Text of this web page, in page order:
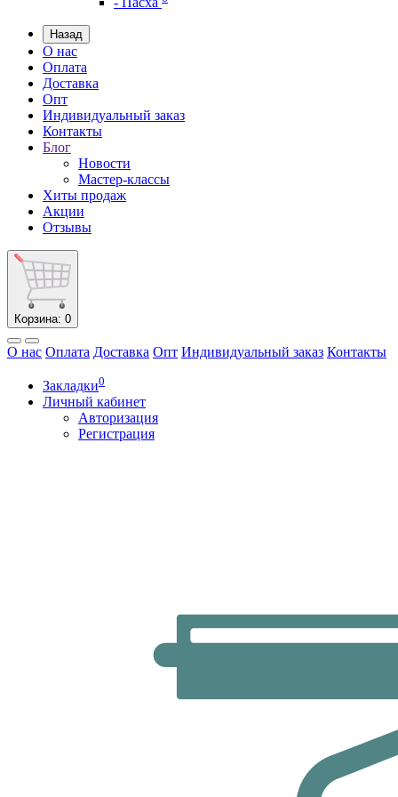
Назад
О нас
Оплата
Доставка
Опт
Индивидуальный заказ
Контакты
Блог
Новости
Мастер-классы
Хиты продаж
Акции
Отзывы
Корзина: 0
О нас Оплата Доставка Опт Индивидуальный заказ Контакты
Закладки0
Личный кабинет
Авторизация
Регистрация